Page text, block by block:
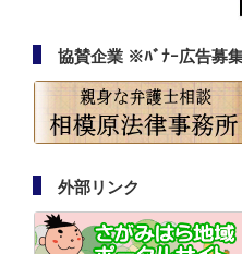
協賛企業 ※ﾊﾞﾅｰ広告募
外部リンク